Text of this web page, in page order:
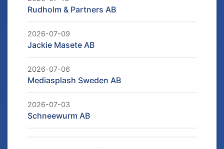
Rudholm & Partners AB
2026-07-09
Jackie Masete AB
2026-07-06
Mediasplash Sweden AB
2026-07-03
Schneewurm AB